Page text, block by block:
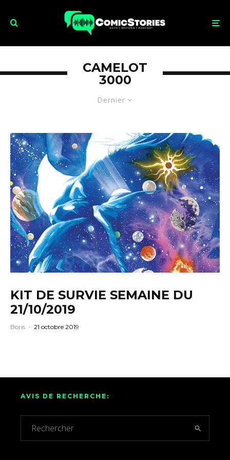
Dernier
CAMELOT
3000
KIT DE SURVIE SEMAINE DU
21/10/2019
Boris · 21 octobre 2019
AVIS DE RECHERCHE: